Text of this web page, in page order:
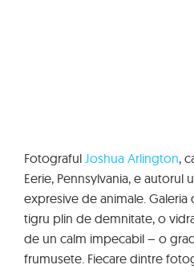
Fotograful Joshua Arlington,
Eerie, Pennsylvania, e autorul
expresive de animale.
tigru plin de demnitate, o
de un calm impecabil – o
frumusete. Fiecare dintre